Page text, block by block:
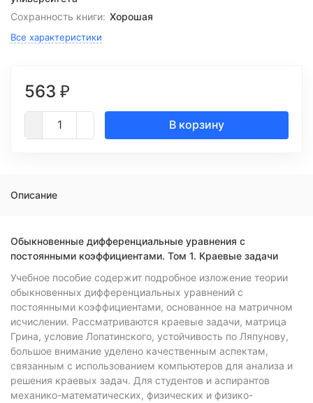
Сохранность книги: Хорошая
Все характеристики
563 ₽
В корзину
Описание
Обыкновенные дифференциальные уравнения с
постоянными коэффициентами. Том 1. Краевые задачи
Учебное пособие содержит подробное изложение теории
обыкновенных дифференциальных уравнений с
постоянными коэффициентами, основанное на матричном
исчислении. Рассматриваются краевые задачи, матрица
Грина, условие Лопатинского, устойчивость по Ляпунову,
большое внимание уделено качественным аспектам,
связанным с использованием компьютеров для анализа и
решения краевых задач. Для студентов и аспирантов
механико-математических, физических и физико-